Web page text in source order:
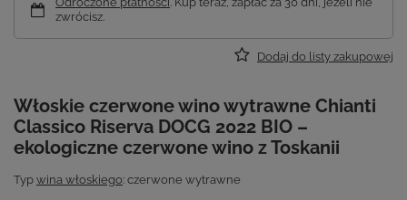
zwrócisz.
Dodaj do listy zakupowej
Włoskie czerwone wino wytrawne Chianti
Classico Riserva DOCG 2022 BIO –
ekologiczne czerwone wino z Toskanii
Typ wina włoskiego: czerwone wytrawne